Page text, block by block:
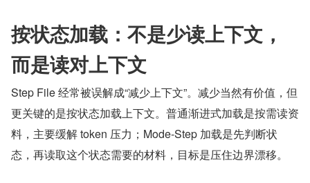
按状态加载：不是少读上下文，
而是读对上下文
Step File 经常被误解成“减少上下文”。减少当然有价值，但
更关键的是按状态加载上下文。普通渐进式加载是按需读资
料，主要缓解 token 压力；Mode-Step 加载是先判断状
态，再读取这个状态需要的材料，目标是压住边界漂移。